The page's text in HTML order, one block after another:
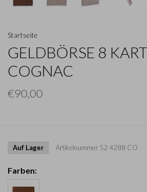
Startseite
GELDBÖRSE 8
COGNAC
€90,00
Auf Lager Artikelnummer 52 4288 CO
Farben: